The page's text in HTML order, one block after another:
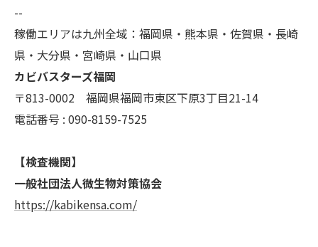
--
稼働エリアは九州全域：福岡県・熊本県・佐賀県・長崎
県・大分県・宮崎県・山口県
カビバスターズ福岡
〒813-0002 福岡県福岡市東区下原3丁目21-14
電話番号 : 090-8159-7525
【検査機関】
一般社団法人微生物対策協会
https://kabikensa.com/